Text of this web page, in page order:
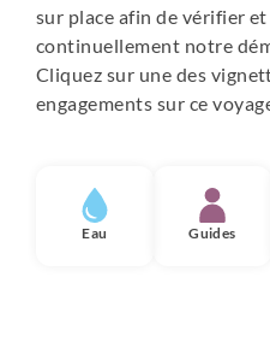
sur place afin de vérifier et
continuellement notre
Cliquez sur une des
engagements sur ce
Eau Guides